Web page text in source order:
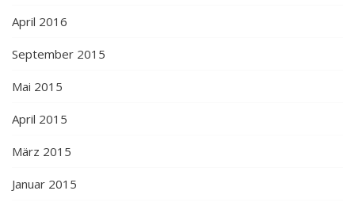
April 2016
September 2015
Mai 2015
April 2015
März 2015
Januar 2015